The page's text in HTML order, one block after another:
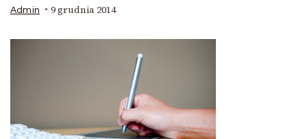
Admin 9 grudnia 2014